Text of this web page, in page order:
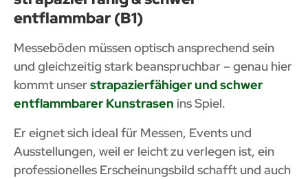
entflammbar (B1)
Messeböden müssen optisch ansprechend sein
und gleichzeitig stark beanspruchbar – genau hier
kommt unserstrapazierfähiger und schwer
entflammbarer Kunstrasen ins Spiel.
Er eignet sich ideal für Messen, Events und
Ausstellungen, weil er leicht zu verlegen ist, ein
professionelles Erscheinungsbild schafft und auch